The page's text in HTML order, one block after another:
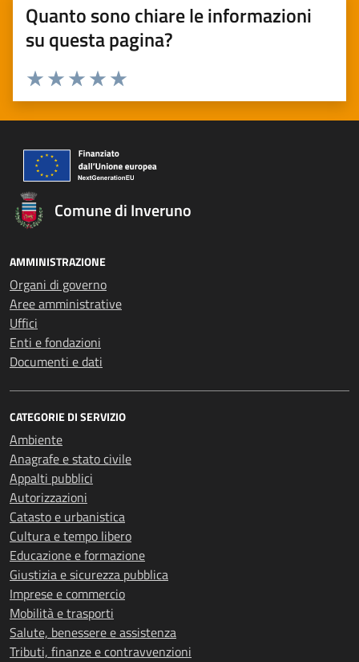
Quanto sono chiare le informazioni
su questa pagina?
Valuta 5 stelle su 5
Valuta 4 stelle su 5
Valuta 3 stelle su 5
Valuta 2 stelle su 5
Valuta 1 stelle su 5
Comune di Inveruno
AMMINISTRAZIONE
Organi di governo
Aree amministrative
Uffici
Enti e fondazioni
Documenti e dati
CATEGORIE DI SERVIZIO
Ambiente
Anagrafe e stato civile
Appalti pubblici
Autorizzazioni
Catasto e urbanistica
Cultura e tempo libero
Educazione e formazione
Giustizia e sicurezza pubblica
Imprese e commercio
Mobilità e trasporti
Salute, benessere e assistenza
Tributi, finanze e contravvenzioni